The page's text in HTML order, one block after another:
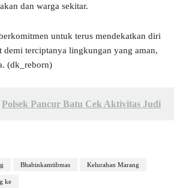
dan warga sekitar.
untuk terus mendekatkan diri
demi terciptanya lingkungan yang aman,
(dk_reborn)
Polsek Pancur Batu Cek Aktivitas Judi
Bhabinkamtibmas Kelurahan Marang
ke